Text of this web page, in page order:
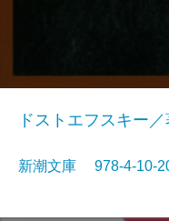
ドストエフスキー
新潮文庫 978-4-10-